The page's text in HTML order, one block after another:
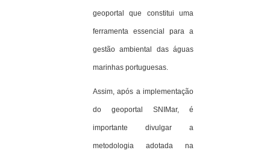
geoportal que constitui uma
ferramenta essencial para a
gestão ambiental das águas
marinhas portuguesas.
Assim, após a implementação
do geoportal SNIMar, é
importante divulgar a
metodologia adotada na